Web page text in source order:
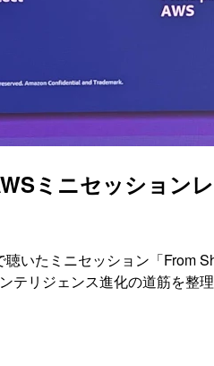
ミニセッション
いたミニセッション「From
リジェンス進化の道筋を整理